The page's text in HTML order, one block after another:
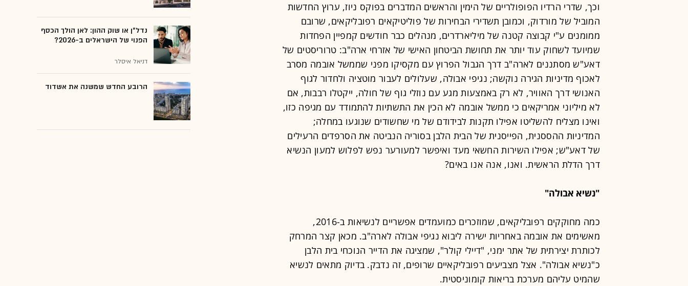
וכך, שדרי הרדיו הפופולריים של הימין והראשים המדברים בפוקס ניוז, ערוץ החדשות
המוביל של מורדוק, וכמובן תשדירי הבחירות של פוליטיקאים רפובליקאים, שרובם
ממומנים ע"י קבוצה קטנה של מיליארדרים, מנהלים כבר חודשים קמפיין הפחדות
שמיועד לשחוק עוד יותר את תחושת הביטחון האישי של אזרחי ארה"ב: טרוריסטים של
דאע"ש מסתננים לארה"ב דרך הגבול הפרוץ עם מקסיקו מפני שממשל אובמה מסרב
לאכוף מדיניות הגירה נוקשה; נגיפי אבולה, שעלולים לעבור מוטציה ולחדור לגוף
האנושי דרך האוויר, לא רק באמצעות מגע עם נוזלי גוף של חולה, ייקטלו רבבות, אם
לא מיליוני אמריקאים כי ממשל אובמה לא הכין את התשתיות להתמודד עם מגיפה כזו,
ואינו מצליח להשליטו אפילו תקנות לבידודם של מי שחשודים שנוגעו במחלה;
המדיניות ההססנית, הפייסנית של הבית הלבן בסוריה הנביטה את הסרפדים הרעילים
של דאע"ש; אפילו השירות החשאי מעד ואיפשר למעורער נפש לפלוש למעון הנשיא
דרך הדלת הראשית. ואנו, אנה אנו באים?
"נשיא אבולה"
כמה מחוקקים רפובליקאים, שמוזכרים כמועמדים אפשריים לנשיאות ב-2016,
מאשימים את אובמה באחריות ישירה ליבוא נגיפי אבולה לארה"ב. מכאן קצר המרחק
לכותרת יצירתית של אתר ימני, "דיילי קולר", שמציגה את הדייר הנוכחי בית הלבן
כ"נשיא אבולה". אצל מצביעים רפובליקאיים שרופים, זה נדבק. בדיוק מתאים לנשיא
שהמיט עליהם מערכת בריאות קומוניסטית.
נדל"ן או שוק ההון: לאן הולך הכסף
הפנוי של הישראלים ב-2026?
דניאל איסלר
הרובע החדש שמשנה את אשדוד